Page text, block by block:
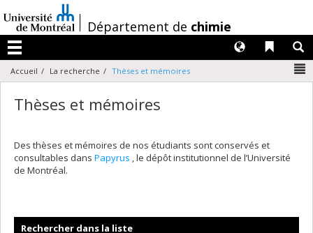
au
contenu
/Département de chimie
Menu
Liens
Langues
Accueil La recherche Thèses et mémoires
Thèses et mémoires
Des thèses et mémoires de nos étudiants sont conservés et
consultables dans Papyrus , le dépôt institutionnel de l’Université
de Montréal.
Rechercher dans la liste